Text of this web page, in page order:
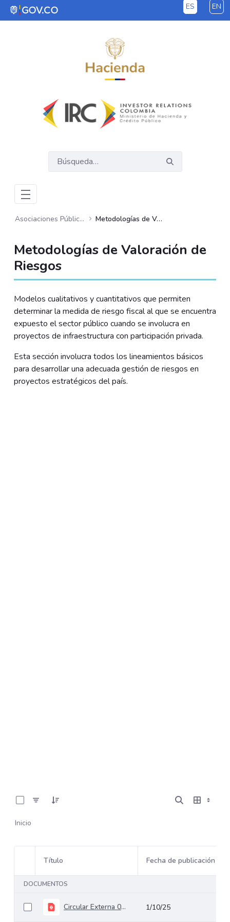
Saltar al contenido principal ES EN
Asociaciones Público Privadas – APP Metodologías de Valoración de Riesgos
Metodologías de Valoración de
Riesgos
Modelos cualitativos y cuantitativos que permiten
determinar la medida de riesgo fiscal al que se encuentra
expuesto el sector público cuando se involucra en
proyectos de infraestructura con participación privada.
Esta sección involucra todos los lineamientos básicos
para desarrollar una adecuada gestión de riesgos en
proyectos estratégicos del país.
Inicio
Selección del elemento
Título Fecha de publicación
DOCUMENTOS
Circular Externa 031 del 01 de octubre de 2025_Metodologías SubAPP 1/10/25